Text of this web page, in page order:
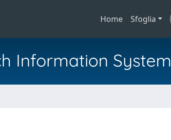
Home Sfoglia
Information System